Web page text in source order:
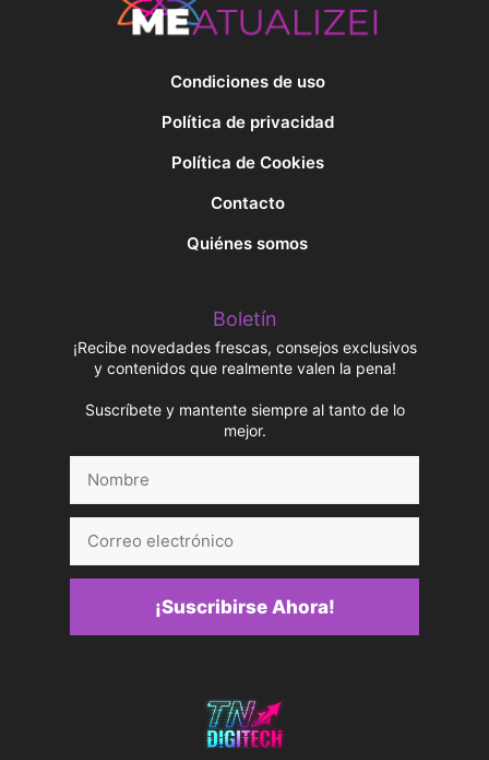
Condiciones de uso
Política de privacidad
Política de Cookies
Contacto
Quiénes somos
Boletín
¡Recibe novedades frescas, consejos exclusivos
y contenidos que realmente valen la pena!
Suscríbete y mantente siempre al tanto de lo
mejor.
electrónico
¡Suscribirse Ahora!